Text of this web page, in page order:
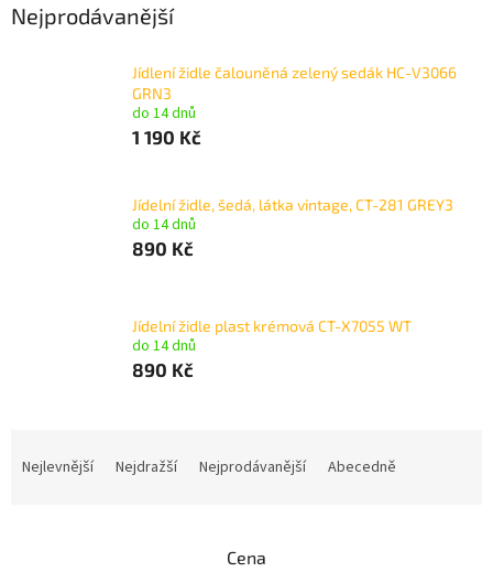
Nejprodávanější
Jídlení židle čalouněná zelený sedák HC-V3066
GRN3
do 14 dnů
1 190 Kč
Jídelní židle, šedá, látka vintage, CT-281 GREY3
do 14 dnů
890 Kč
Jídelní židle plast krémová CT-X7055 WT
do 14 dnů
890 Kč
Nejlevnější Nejdražší Nejprodávanější Abecedně
Cena